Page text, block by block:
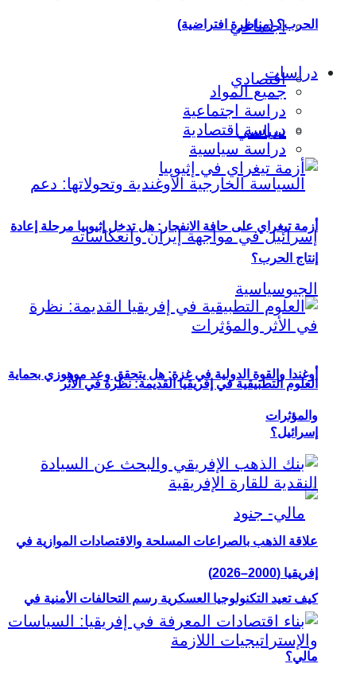
اجتماعي
اقتصادي
سياسي
أوغندا والقوة الدولية في غزة: هل يتحقق وعد موهوزي بحماية
إسرائيل؟
كيف تعيد التكنولوجيا العسكرية رسم التحالفات الأمنية في
مالي؟
الحرب؟ (مناظرة افتراضية)
دراسات
جميع المواد
دراسة اجتماعية
دراسة اقتصادية
دراسة سياسية
أزمة تيغراي على حافة الانفجار: هل تدخل إثيوبيا مرحلة إعادة
إنتاج الحرب؟
العلوم التطبيقية في إفريقيا القديمة: نظرة في الأثر
والمؤثرات
علاقة الذهب بالصراعات المسلحة والاقتصادات الموازية في
إفريقيا (2000–2026)